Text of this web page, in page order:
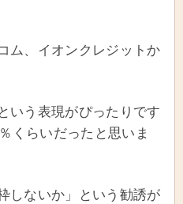
ム、イオンクレジットか
いう表現がぴったりです
くらいだったと思いま
しないか」という勧誘が